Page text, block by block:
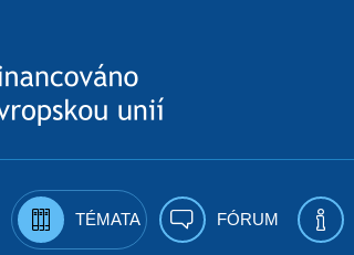
TÉMATA FÓRUM